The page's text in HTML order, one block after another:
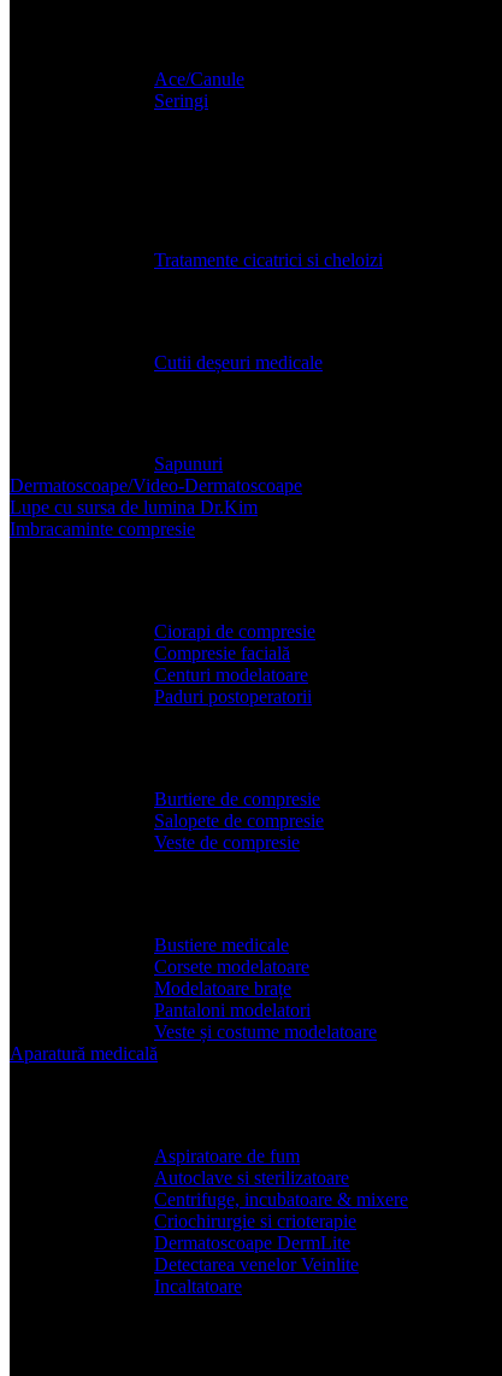
Ace/Canule
Seringi
Tratamente cicatrici si cheloizi
Cutii deșeuri medicale
Sapunuri
Dermatoscoape/Video-Dermatoscoape
Lupe cu sursa de lumina Dr.Kim
Imbracaminte compresie
Ciorapi de compresie
Compresie facială
Centuri modelatoare
Paduri postoperatorii
Burtiere de compresie
Salopete de compresie
Veste de compresie
Bustiere medicale
Corsete modelatoare
Modelatoare brațe
Pantaloni modelatori
Veste și costume modelatoare
Aparatură medicală
Aspiratoare de fum
Autoclave si sterilizatoare
Centrifuge, incubatoare & mixere
Criochirurgie si crioterapie
Dermatoscoape DermLite
Detectarea venelor Veinlite
Incaltatoare